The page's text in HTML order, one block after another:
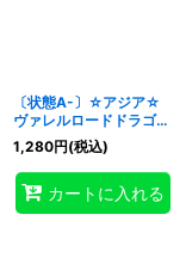
〔状態A-〕☆アジア☆
ヴァレルロードドラゴン
【プリズマティックシー
クレット】{アジア
BODE-JPS01}《リン
ク》
1,280円(税込)
カートに入れる